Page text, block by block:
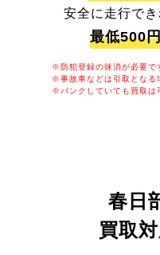
安全に走行で
最低500
※防犯登録の抹消が必要で
※事故車などは引取となる
※パンクしていても買取は
春日
買取